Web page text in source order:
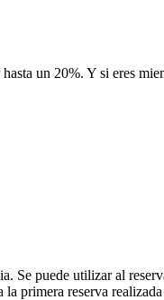
un 20%. Y si eres
Se puede utilizar al
primera reserva